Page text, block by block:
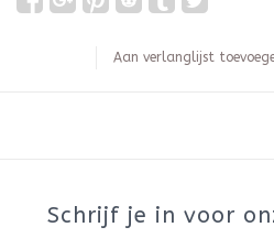
Aan verlanglijst
Schrijf je in voor